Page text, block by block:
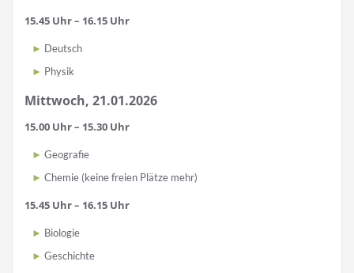
15.45 Uhr – 16.15 Uhr
Deutsch
Physik
Mittwoch, 21.01.2026
15.00 Uhr – 15.30 Uhr
Geografie
Chemie (keine freien Plätze mehr)
15.45 Uhr – 16.15 Uhr
Biologie
Geschichte